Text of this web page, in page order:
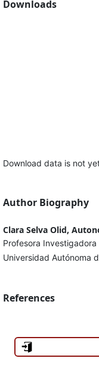
Downloads
Download data is not
Author Biography
Clara Selva Olid,
Profesora
Universidad Autónoma
References